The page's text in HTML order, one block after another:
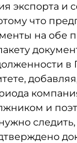
экспорта и
что
на обе
в
и
следить,